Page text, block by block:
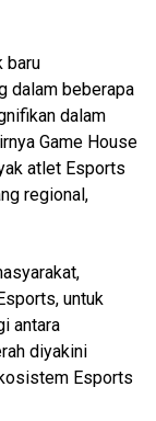
baru
dalam beberapa
dalam
Game House
atlet Esports
regional,
untuk
antara
diyakini
Esports